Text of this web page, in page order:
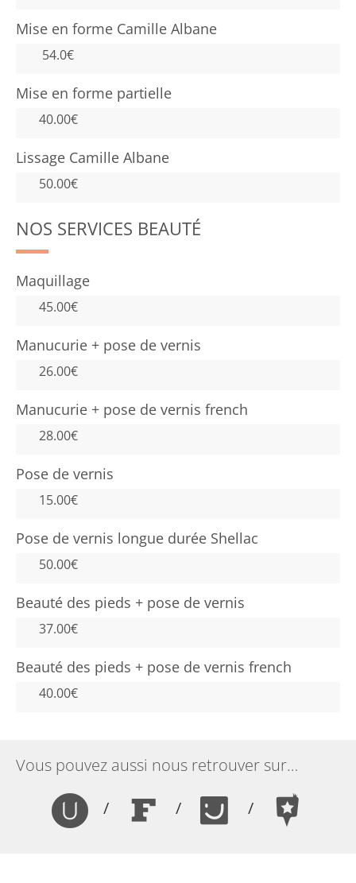
Mise en forme Camille Albane
54.0€
Mise en forme partielle
40.00€
Lissage Camille Albane
50.00€
NOS SERVICES BEAUTÉ
Maquillage
45.00€
Manucurie + pose de vernis
26.00€
Manucurie + pose de vernis french
28.00€
Pose de vernis
15.00€
Pose de vernis longue durée Shellac
50.00€
Beauté des pieds + pose de vernis
37.00€
Beauté des pieds + pose de vernis french
40.00€
Vous pouvez aussi nous retrouver sur…
/
/ /